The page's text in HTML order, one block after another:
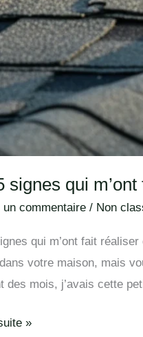
signes qui
un commentaire / Non
qui m’ont fait
votre maison, mais
des mois, j’avais cette
»